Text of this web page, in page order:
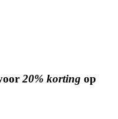
20% korting op